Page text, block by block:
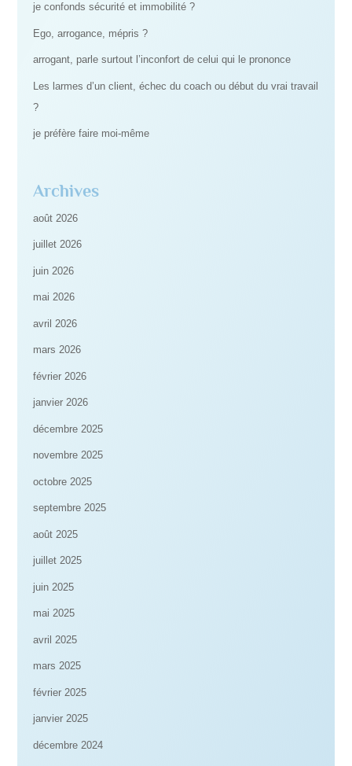
je confonds sécurité et immobilité ?
Ego, arrogance, mépris ?
arrogant, parle surtout l’inconfort de celui qui le prononce
Les larmes d’un client, échec du coach ou début du vrai travail
?
je préfère faire moi-même
Archives
août 2026
juillet 2026
juin 2026
mai 2026
avril 2026
mars 2026
février 2026
janvier 2026
décembre 2025
novembre 2025
octobre 2025
septembre 2025
août 2025
juillet 2025
juin 2025
mai 2025
avril 2025
mars 2025
février 2025
janvier 2025
décembre 2024